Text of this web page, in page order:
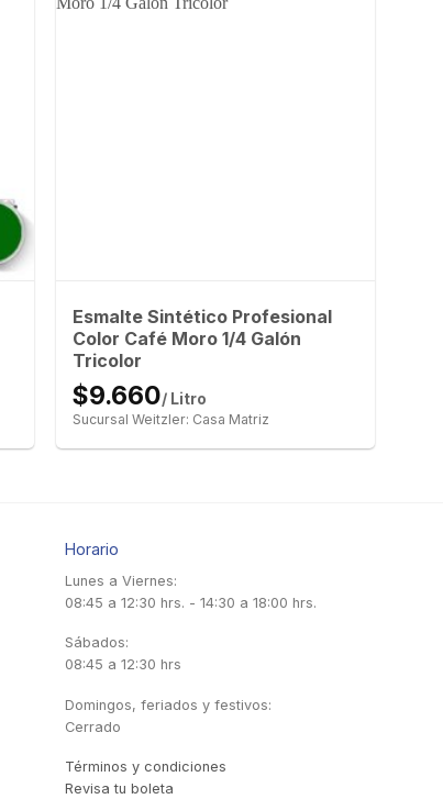
Esmalte Sintético Profesional
Color Café Moro 1/4 Galón
Tricolor
$9.660/ Litro
Sucursal Weitzler: Casa Matriz
Horario
Lunes a Viernes:
08:45 a 12:30 hrs. - 14:30 a 18:00 hrs.
Sábados:
08:45 a 12:30 hrs
Domingos, feriados y festivos:
Cerrado
Términos y condiciones
Revisa tu boleta